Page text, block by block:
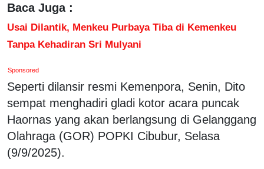
Baca Juga :
Usai Dilantik, Menkeu Purbaya Tiba di Kemenkeu
Tanpa Kehadiran Sri Mulyani
Sponsored
Seperti dilansir resmi Kemenpora, Senin, Dito
sempat menghadiri gladi kotor acara puncak
Haornas yang akan berlangsung di Gelanggang
Olahraga (GOR) POPKI Cibubur, Selasa
(9/9/2025).